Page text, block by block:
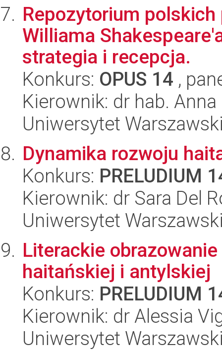
Repozytorium
Williama
strategia i recepcja.
Konkurs: OPUS 14 ,
Kierownik: dr hab.
Uniwersytet
Dynamika rozwoju
Konkurs: PRELUDIUM
Kierownik: dr Sara Del
Uniwersytet
Literackie
haitańskiej i antylskiej
Konkurs: PRELUDIUM
Kierownik: dr Alessia
Uniwersytet